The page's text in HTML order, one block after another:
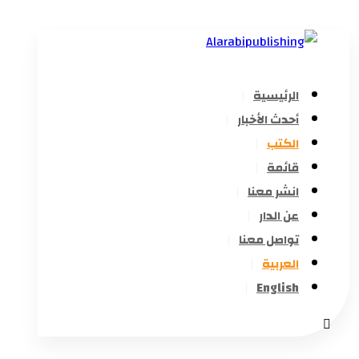
الرئيسية
أحدث الأخبار
الكتب
قائمة
انشر معنا
عن الدار
تواصل معنا
العربية
English